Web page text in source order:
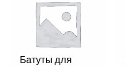
Батуты для